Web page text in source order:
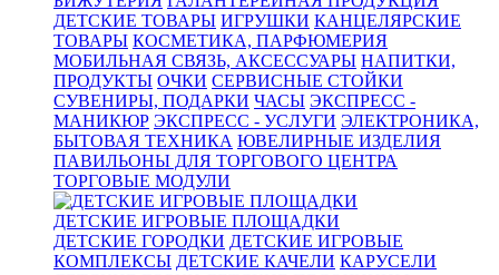
ДЕТСКИЕ ТОВАРЫ ИГРУШКИ КАНЦЕЛЯРСКИЕ
ТОВАРЫ КОСМЕТИКА, ПАРФЮМЕРИЯ
МОБИЛЬНАЯ СВЯЗЬ, АКСЕССУАРЫ НАПИТКИ,
ПРОДУКТЫ ОЧКИ СЕРВИСНЫЕ СТОЙКИ
СУВЕНИРЫ, ПОДАРКИ ЧАСЫ ЭКСПРЕСС -
МАНИКЮР ЭКСПРЕСС - УСЛУГИ ЭЛЕКТРОНИКА,
БЫТОВАЯ ТЕХНИКА ЮВЕЛИРНЫЕ ИЗДЕЛИЯ
ПАВИЛЬОНЫ ДЛЯ ТОРГОВОГО ЦЕНТРА
ТОРГОВЫЕ МОДУЛИ
ДЕТСКИЕ ИГРОВЫЕ ПЛОЩАДКИ
ДЕТСКИЕ ГОРОДКИ ДЕТСКИЕ ИГРОВЫЕ
КОМПЛЕКСЫ ДЕТСКИЕ КАЧЕЛИ КАРУСЕЛИ